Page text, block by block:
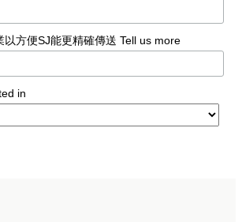
以方便SJ能更精確傳送 Tell us more
in